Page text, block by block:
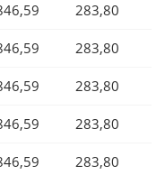
283,80
283,80
283,80
283,80
283,80